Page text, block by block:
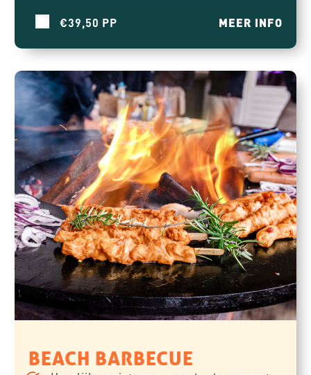
€39,50 MEER INFO
BEACH BARBECUE